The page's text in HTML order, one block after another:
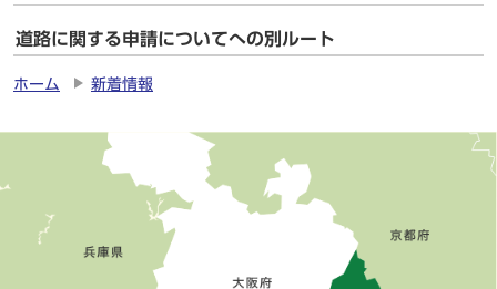
道路に関する申請についてへの別ルート
ホーム 新着情報